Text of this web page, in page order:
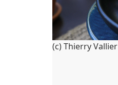
(c) Thierry Vallier